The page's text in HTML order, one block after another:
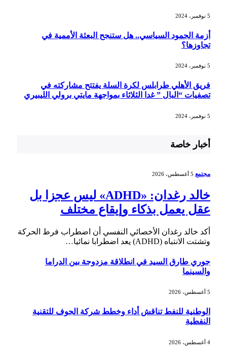
أزمة الجمود السياسي.. هل ستنجح البعثة الأممية في
تجاوزها؟
فريق الأهلي طرابلس لكرة السلة يفتتح مشاركته في
تصفيات “البال ” غدا الثلاثاء بمواجهة مايتي برولي الليبيري
أخبار خاصة
مجتمع 5 أغسطس، 2026
خالد رغدان: «ADHD» ليس عجزا بل
عقل يعمل بذكاء وإيقاع مختلف
أكد خالد رغدان الأخصائي النفسي أن اضطراب فرط الحركة
وتشتت الانتباه (ADHD) يعد اضطرابا نمائيا…
جوري طارق السيد في انطلاقة مزدوجة بين الدراما
والسينما
الوطنية للنفط تناقش أداء وخطط شركة الجوف للتقنية
النفطية